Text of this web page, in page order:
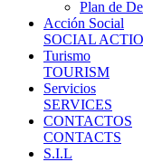
Plan de
Acción Social
SOCIAL
Turismo
TOURISM
Servicios
SERVICES
CONTACTOS
CONTACTS
S.I.L